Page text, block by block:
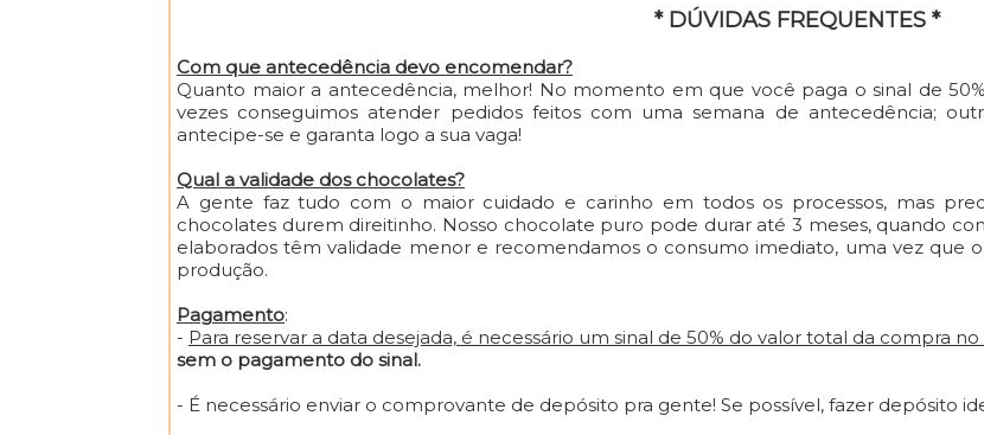
* DÚVIDAS FREQUENTES *
Com que antecedência devo encomendar?
Quanto maior a antecedência, melhor! No momento em que você paga o sinal de
vezes conseguimos atender pedidos feitos com uma semana de antecedência;
antecipe-se e garanta logo a sua vaga!
Qual a validade dos chocolates?
A gente faz tudo com o maior cuidado e carinho em todos os processos, mas
chocolates durem direitinho. Nosso chocolate puro pode durar até 3 meses, quando
elaborados têm validade menor e recomendamos o consumo imediato, uma vez que
produção.
Pagamento:
- Para reservar a data desejada, é necessário um sinal de 50% do valor total da compra
sem o pagamento do sinal.
- É necessário enviar o comprovante de depósito pra gente! Se possível, fazer depósito